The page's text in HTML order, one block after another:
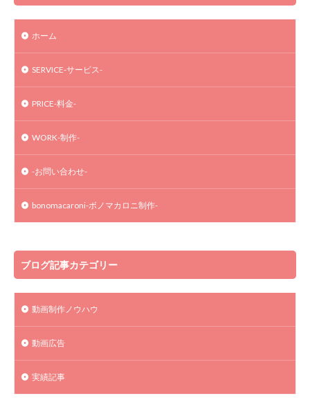
ホーム
SERVICE-サービス-
PRICE-料金-
WORK-制作-
-お問い合わせ-
bonomacaroni-ボノマカロニ制作-
ブログ記事カテゴリー
動画制作ノウハウ
動画広告
実績記事